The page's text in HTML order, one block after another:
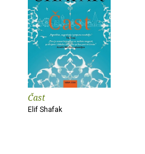
Čast
Elif Shafak